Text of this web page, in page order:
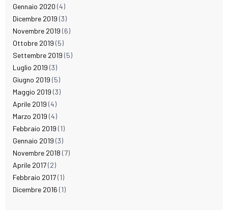
Gennaio 2020 (4)
Dicembre 2019 (3)
Novembre 2019 (6)
Ottobre 2019 (5)
Settembre 2019 (5)
Luglio 2019 (3)
Giugno 2019 (5)
Maggio 2019 (3)
Aprile 2019 (4)
Marzo 2019 (4)
Febbraio 2019 (1)
Gennaio 2019 (3)
Novembre 2018 (7)
Aprile 2017(2)
Febbraio 2017(1)
Dicembre 2016 (1)